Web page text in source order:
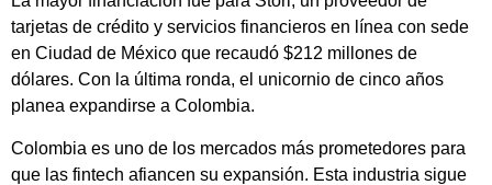
tarjetas de crédito y servicios financieros en línea con sede
en Ciudad de México que recaudó $212 millones de
dólares. Con la última ronda, el unicornio de cinco años
planea expandirse a Colombia.
Colombia es uno de los mercados más prometedores para
que las fintech afiancen su expansión. Esta industria sigue